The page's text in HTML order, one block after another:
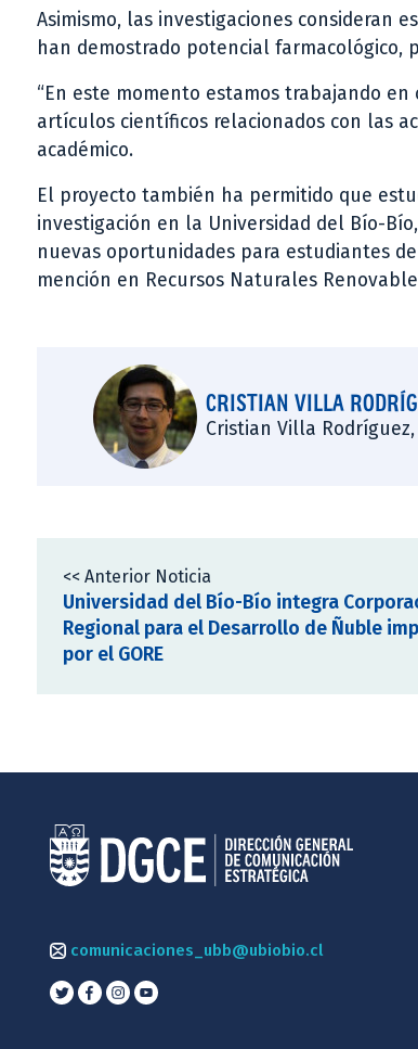
Asimismo, las investigaciones consideran
han demostrado potencial
“En este momento estamos trabajando
artículos científicos relacionados con las
académico.
El proyecto también ha permitido que
investigación en la Universidad del Bío-
nuevas oportunidades para estudiantes
mención en Recursos Naturales
CRISTIAN VILLA
Cristian Villa
<< Anterior Noticia
Universidad del Bío-Bío integra
Regional para el Desarrollo de Ñuble
por el GORE
comunicaciones_ubb@ubiobio.cl